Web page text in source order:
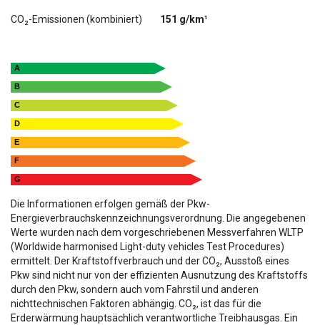
CO₂-Emissionen (kombiniert) 151 g/km¹
A
B
C
D
E
F
G
Die Informationen erfolgen gemäß der Pkw-
Energieverbrauchskennzeichnungsverordnung. Die angegebenen
Werte wurden nach dem vorgeschriebenen Messverfahren WLTP
(Worldwide harmonised Light-duty vehicles Test Procedures)
ermittelt. Der Kraftstoffverbrauch und der CO₂, Ausstoß eines
Pkw sind nicht nur von der effizienten Ausnutzung des Kraftstoffs
durch den Pkw, sondern auch vom Fahrstil und anderen
nichttechnischen Faktoren abhängig. CO₂, ist das für die
Erderwärmung hauptsächlich verantwortliche Treibhausgas. Ein